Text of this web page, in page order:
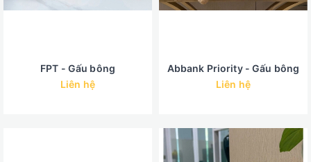
FPT - Gấu bông
Liên hệ
Abbank Priority - Gấu bông
Liên hệ